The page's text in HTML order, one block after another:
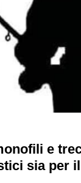
e
sia per